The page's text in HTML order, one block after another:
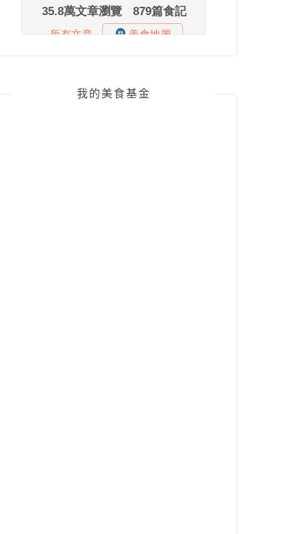
我的美食基金